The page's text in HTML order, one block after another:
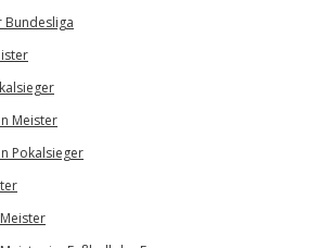
Meister
Pokalsieger